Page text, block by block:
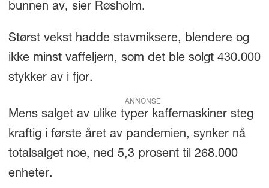
bunnen av, sier Røsholm.
Størst vekst hadde stavmiksere, blendere og
ikke minst vaffeljern, som det ble solgt 430.000
stykker av i fjor.
ANNONSE
Mens salget av ulike typer kaffemaskiner steg
kraftig i første året av pandemien, synker nå
totalsalget noe, ned 5,3 prosent til 268.000
enheter.